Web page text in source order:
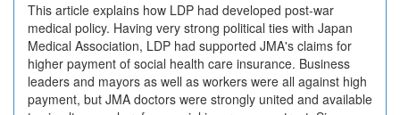
This article explains how LDP had developed post-war
medical policy. Having very strong political ties with Japan
Medical Association, LDP had supported JMA's claims for
higher payment of social health care insurance. Business
leaders and mayors as well as workers were all against high
payment, but JMA doctors were strongly united and available